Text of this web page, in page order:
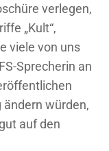
verlegen,
„Kult“,
viele von uns
Sprecherin an
würden,
auf den